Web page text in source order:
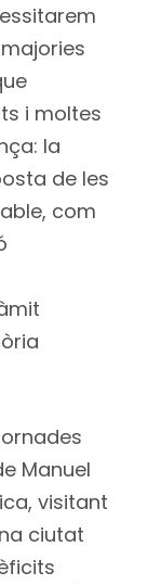
i moltes
la
de les
com
Manuel
visitant
ciutat